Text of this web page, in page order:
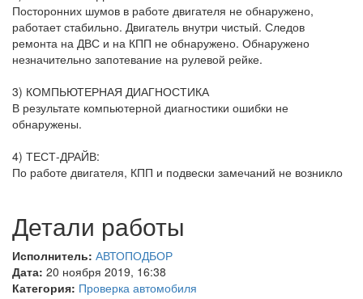
Посторонних шумов в работе двигателя не обнаружено,
работает стабильно. Двигатель внутри чистый. Следов
ремонта на ДВС и на КПП не обнаружено. Обнаружено
незначительно запотевание на рулевой рейке.
3) КОМПЬЮТЕРНАЯ ДИАГНОСТИКА
В результате компьютерной диагностики ошибки не
обнаружены.
4) ТЕСТ-ДРАЙВ:
По работе двигателя, КПП и подвески замечаний не возникло
Детали работы
Исполнитель: АВТОПОДБОР
Дата: 20 ноября 2019, 16:38
Категория: Проверка автомобиля